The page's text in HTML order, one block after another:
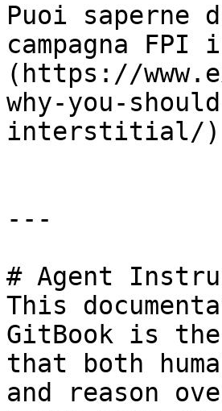
Puoi
campagna
(https://
why-you-
interstitial/
---
# Agent
This
GitBook is
that both
and reason